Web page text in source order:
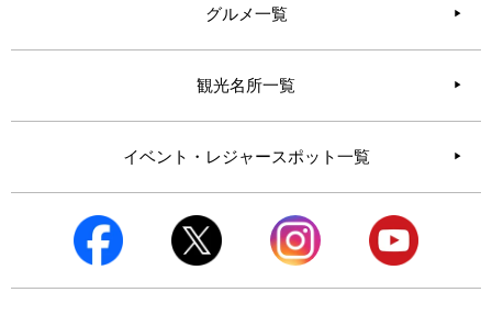
グルメ一覧
観光名所一覧
イベント・レジャースポット一覧